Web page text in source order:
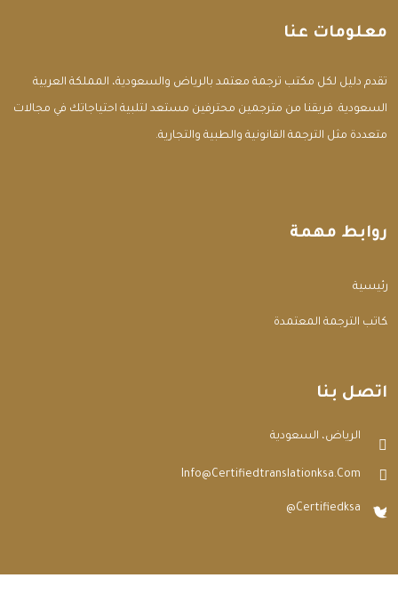
معلومات عنا
تقدم دليل لكل مكتب ترجمة معتمد بالرياض والسعودية، المملكة العربية
السعودية. فريقنا من مترجمين محترفين مستعد لتلبية احتياجاتك في مجالات
متعددة مثل الترجمة القانونية والطبية والتجارية.
روابط مهمة
الرئيسية
مكاتب الترجمة المعتمدة
اتصل بنا
الرياض، السعودية
Info@certifiedtranslationksa.com
@certifiedksa